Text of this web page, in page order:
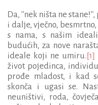
Da, ''nek ništa ne
i dalje, vječno,
s nama, s našim
budućih, za nove
ideale koji ne umiru. [1]
život pojedinca,
prođe mladost, i kad
skonča i ugasi se.
neuništivi, roda,